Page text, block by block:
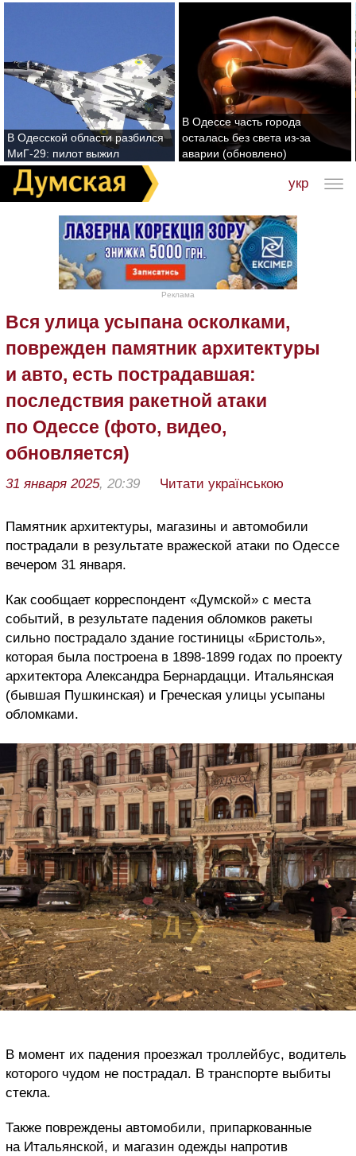
В Одесской области разбился
МиГ-29: пилот выжил
В Одессе часть города
осталась без света из-за
аварии (обновлено)
укр
Реклама
Вся улица усыпана осколками,
поврежден памятник архитектуры
и авто, есть пострадавшая:
последствия ракетной атаки
по Одессе (фото, видео,
обновляется)
31 января 2025, 20:39 Читати українською
Памятник архитектуры, магазины и автомобили
пострадали в результате вражеской атаки по Одессе
вечером 31 января.
Как сообщает корреспондент «Думской» с места
событий, в результате падения обломков ракеты
сильно пострадало здание гостиницы «Бристоль»,
которая была построена в 1898-1899 годах по проекту
архитектора Александра Бернардацци. Итальянская
(бывшая Пушкинская) и Греческая улицы усыпаны
обломками.
В момент их падения проезжал троллейбус, водитель
которого чудом не пострадал. В транспорте выбиты
стекла.
Также повреждены автомобили, припаркованные
на Итальянской, и магазин одежды напротив